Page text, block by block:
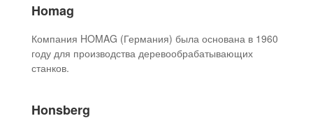
Homag
Компания HOMAG (Германия) была основана в 1960
году для производства деревообрабатывающих
станков.
Honsberg